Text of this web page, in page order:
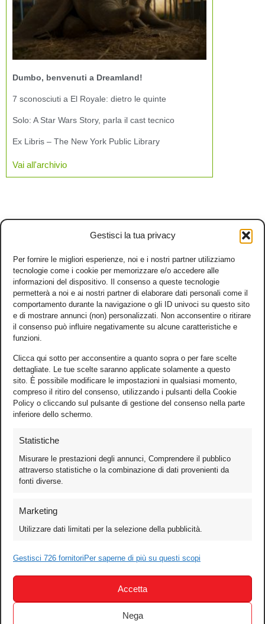
Gestisci la tua privacy
Per fornire le migliori esperienze, noi e i nostri partner utilizziamo
tecnologie come i cookie per memorizzare e/o accedere alle
informazioni del dispositivo. Il consenso a queste tecnologie
permetterà a noi e ai nostri partner di elaborare dati personali come il
comportamento durante la navigazione o gli ID univoci su questo sito
e di mostrare annunci (non) personalizzati. Non acconsentire o ritirare
il consenso può influire negativamente su alcune caratteristiche e
funzioni.
Clicca qui sotto per acconsentire a quanto sopra o per fare scelte
dettagliate. Le tue scelte saranno applicate solamente a questo
sito. È possibile modificare le impostazioni in qualsiasi momento,
compreso il ritiro del consenso, utilizzando i pulsanti della Cookie
Policy o cliccando sul pulsante di gestione del consenso nella parte
inferiore dello schermo.
Statistiche
Misurare le prestazioni degli annunci, Comprendere il pubblico
attraverso statistiche o la combinazione di dati provenienti da
fonti diverse.
Marketing
Utilizzare dati limitati per la selezione della pubblicità.
Gestisci 726 fornitori Per saperne di più su questi scopi
Accetta
Nega
Dumbo, benvenuti a Dreamland!
7 sconosciuti a El Royale: dietro le quinte
Solo: A Star Wars Story, parla il cast tecnico
Ex Libris – The New York Public Library
Vai all'archivio
Games
Test